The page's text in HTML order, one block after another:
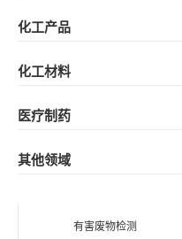
化工产品
化工材料
医疗制药
其他领域
有害废物检测